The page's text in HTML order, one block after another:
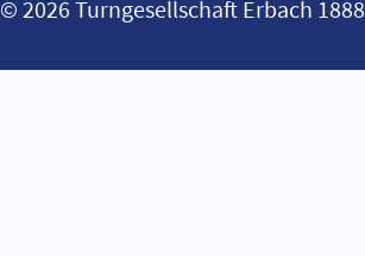
© 2026 Turngesellschaft Erbach 1888